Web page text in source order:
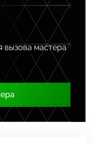
вызова мастера